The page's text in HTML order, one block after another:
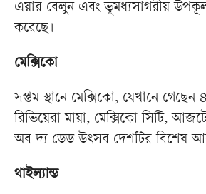
এয়ার বেলুন এবং ভূমধ্যসাগরীয়
করেছে।
মেক্সিকো
সপ্তম স্থানে মেক্সিকো, যেখানে গেছেন
রিভিয়েরা মায়া, মেক্সিকো সিটি,
অব দ্য ডেড উৎসব দেশটির বিশেষ
থাইল্যান্ড